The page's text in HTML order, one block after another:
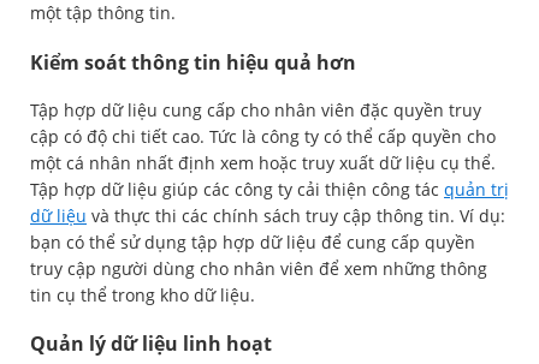
một tập thông tin.
Kiểm soát thông tin hiệu quả hơn
Tập hợp dữ liệu cung cấp cho nhân viên đặc quyền truy
cập có độ chi tiết cao. Tức là công ty có thể cấp quyền cho
một cá nhân nhất định xem hoặc truy xuất dữ liệu cụ thể.
Tập hợp dữ liệu giúp các công ty cải thiện công tác quản trị
dữ liệu và thực thi các chính sách truy cập thông tin. Ví dụ:
bạn có thể sử dụng tập hợp dữ liệu để cung cấp quyền
truy cập người dùng cho nhân viên để xem những thông
tin cụ thể trong kho dữ liệu.
Quản lý dữ liệu linh hoạt